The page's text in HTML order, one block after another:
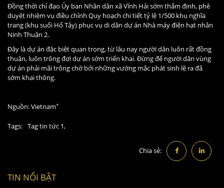
Đồng thời chỉ đạo Ủy ban Nhân dân xã Vĩnh Hải sớm thẩm định, phê
duyệt nhiệm vụ điều chỉnh Quy hoạch chi tiết tỷ lệ 1/500 khu nghĩa
trang (khu suối Hố Tây) phục vụ di dân dự án Nhà máy điện hạt nhân
Ninh Thuận 2.
Đây là dự án đặc biệt quan trọng, từ lâu nay người dân luôn rất đồng
thuận, luôn trông đợi dự án sớm triển khai. Đừng để người dân vùng
dự án phải mãi trông chờ bởi những vướng mắc phát sinh lẽ ra đã
sớm khai thông.
Nguồn:Vietnam+
Tags: Tag tin tức 1,
Chia sẻ:
TIN NỔI BẬT